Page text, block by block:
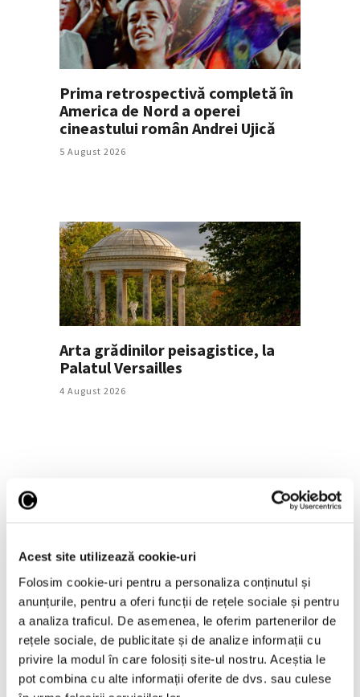
Acest site utilizează cookie-uri
Folosim cookie-uri pentru a personaliza conținutul și
anunțurile, pentru a oferi funcții de rețele sociale și pentru
a analiza traficul. De asemenea, le oferim partenerilor de
rețele sociale, de publicitate și de analize informații cu
privire la modul în care folosiți site-ul nostru. Aceștia le
pot combina cu alte informații oferite de dvs. sau culese
Prima retrospectivă completă în
America de Nord a operei
cineastului român Andrei Ujică
5 August 2026
Arta grădinilor peisagistice, la
Palatul Versailles
4 August 2026
Guggenheim Abu Dhabi,
proiectat de Frank Gehry,
inaugurat în decembrie
30 Iulie 2026